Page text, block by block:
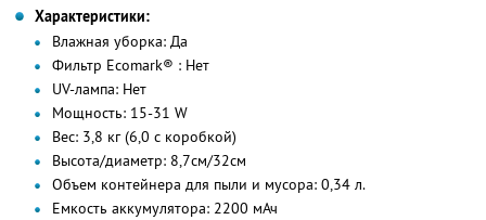
Характеристики:
Влажная уборка: Да
Фильтр Ecomark® : Нет
UV-лампа: Нет
Мощность: 15-31 W
Вес: 3,8 кг (6,0 с коробкой)
Высота/диаметр: 8,7см/32см
Объем контейнера для пыли и мусора: 0,34 л.
Емкость аккумулятора: 2200 мАч